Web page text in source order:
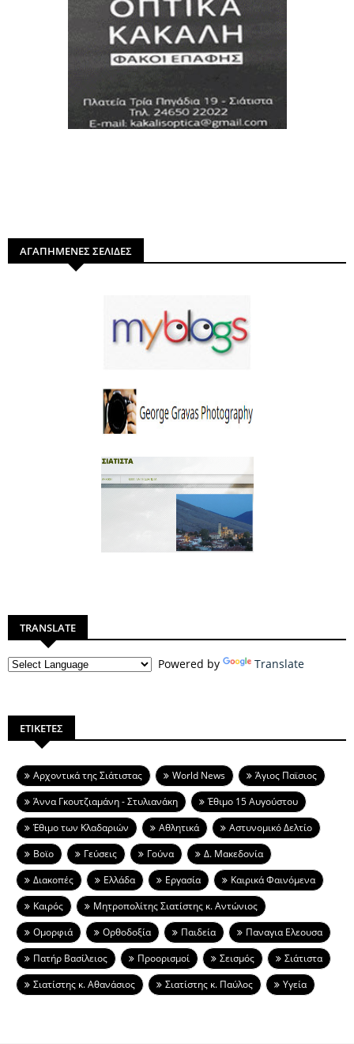
ΑΓΑΠΗΜΕΝΕΣ ΣΕΛΙΔΕΣ
TRANSLATE
Powered by Translate
ΕΤΙΚΕΤΕΣ
Aρχοντικά της Σιάτιστας World News
Άγιος Παϊσιος
Άννα Γκουτζιαμάνη - Στυλιανάκη
Έθιμο 15 Αυγούστου
Έθιμο των Κλαδαριών
Αθλητικά
Αστυνομικό Δελτίο
Βοϊο
Γεύσεις Γούνα
Δ. Μακεδονία
Διακοπές
Ελλάδα Εργασία
Καιρικά Φαινόμενα
Καιρός
Μητροπολίτης Σιατίστης κ. Αντώνιος
Ομορφιά
Ορθοδοξία Παιδεία
Παναγια Ελεουσα
Πατήρ Βασίλειος
Προορισμοί Σεισμός
Σιάτιστα
Σιατίστης κ. Αθανάσιος
Σιατίστης κ. Παύλος Υγεία